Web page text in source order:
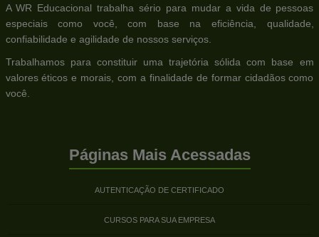
A WR Educacional trabalha sério para mudar a vida de pessoas
especiais como você, com base na eficiência, qualidade,
confiabilidade e agilidade de nossos serviços.
Trabalhamos para constituir uma trajetória sólida com base em
valores éticos e morais, com a finalidade de formar cidadãos como
você.
Páginas Mais Acessadas
AUTENTICAÇÃO DE CERTIFICADO
CURSOS PARA SUA EMPRESA